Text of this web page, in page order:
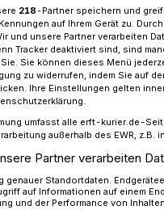
singen vor der Christmette
senge!“
218-Partner speichern und
auf Ihrem Gerät zu.
und unsere Partner verarbeiten
Tracker deaktiviert sind, sind
Sie können dieses Menü
zu widerrufen, indem Sie auf
Ihre Einstellungen gelten
umfasst alle erft-kurier.de-
außerhalb des EWR, z.B.
Partner verarbeiten
genauer Standortdaten.
auf Informationen auf einem
und der Performance von